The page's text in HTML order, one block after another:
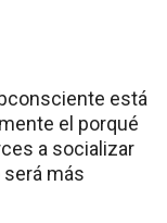
está
el porqué
a socializar
más